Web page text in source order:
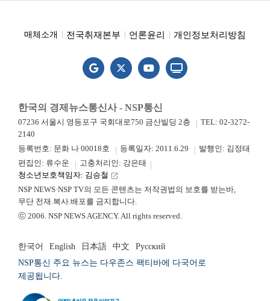
매체소개 전국취재본부 언론윤리 개인정보처리방침
한국의 경제뉴스통신사 - NSP통신
07236 서울시 영등포구 국회대로750 금산빌딩 2층
TEL: 02-3272-
2140
등록번호: 문화 나 00018호
등록일자: 2011.6.29
발행인: 김정태
편집인: 류수운
고충처리인: 강은태
청소년보호책임자: 김승철 launch
NSP NEWS·NSP TV의 모든 콘텐츠는 저작권법의 보호를 받는바,
무단 전재.복사.배포를 금지합니다.
ⓒ 2006. NSP NEWS AGENCY. All rights reserved.
한국어 English 日本語 中文
Русский
NSP통신 주요 뉴스는 다우존스 팩티바에 다국어로
제공됩니다.